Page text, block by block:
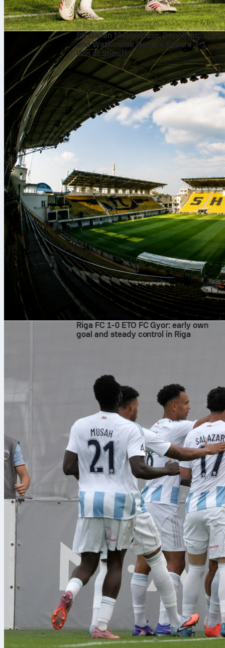
৬ আগ, ২০২৬
St. Gallen Masterclass: Bench Impact
and Watkowiak Heroics Secure 3-1
Win at Sheriff
৬ আগ, ২০২৬
Riga FC 1-0 ETO FC Gyor: early own
goal and steady control in Riga